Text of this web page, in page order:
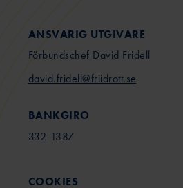
ANSVARIG UTGIVARE
Förbundschef David Fridell
david.fridell@friidrott.se
BANKGIRO
332-1387
COOKIES